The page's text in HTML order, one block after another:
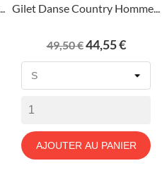
Gilet Danse Country Homme...
Prix
de
49,50 €Prix
44,55 €
AJOUTER AU PANIER